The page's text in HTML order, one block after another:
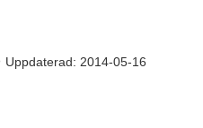
Uppdaterad: 2014-05-16